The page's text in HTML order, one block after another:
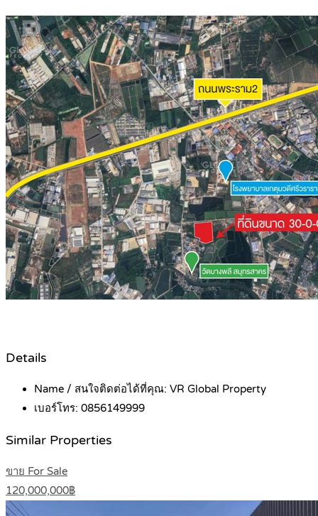
Details
Name / สนใจติดต่อได้ที่คุณ: VR Global Property
เบอร์โทร: 0856149999
Similar Properties
ขาย For Sale
120,000,000฿